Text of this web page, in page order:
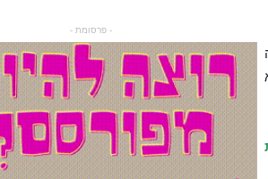
- פרסומת -